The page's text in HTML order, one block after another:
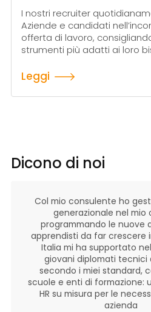
I nostri recruiter
Aziende e candidati
offerta di lavoro,
strumenti più adatti ai loro
Leggi
Dicono di noi
Col mio consulente ho
generazionale nel mio
programmando le nuove
apprendisti da far crescere
Italia mi ha supportato
giovani diplomati tecnici
secondo i miei standard,
scuole e enti di formazione:
HR su misura per le
azienda